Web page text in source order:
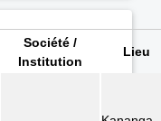
Société /
Institution
Lieu